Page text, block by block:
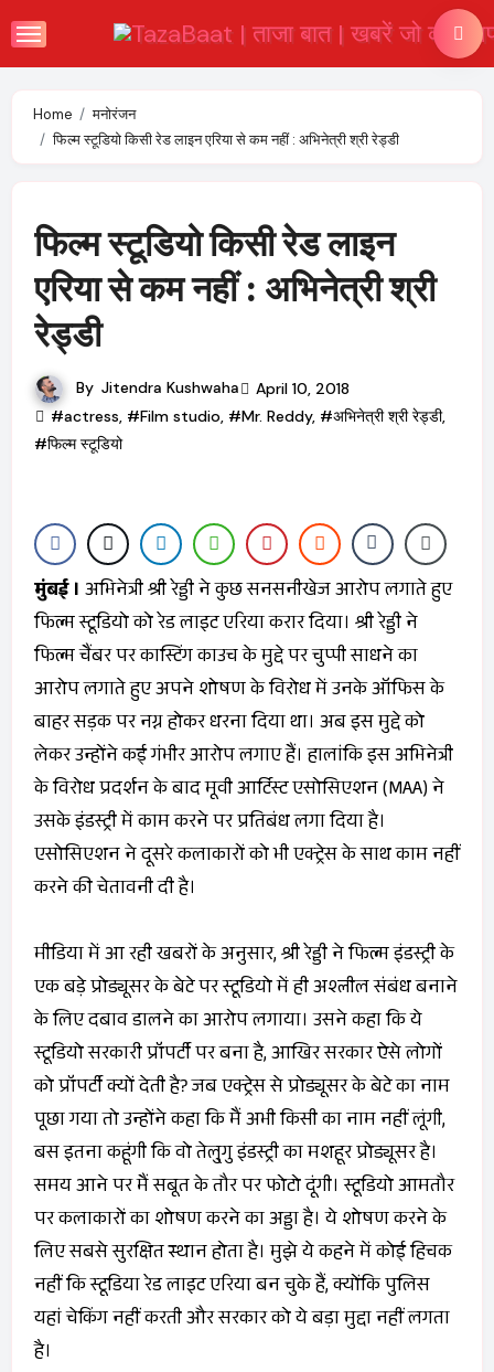
to
Home
मनोरंजन
फिल्म स्टूडियो किसी रेड लाइन एरिया से कम नहीं : अभिनेत्री श्री रेड्डी
फिल्म स्टूडियो किसी रेड लाइन
एरिया से कम नहीं : अभिनेत्री श्री
रेड्डी
By Jitendra Kushwaha
April 10, 2018
#actress, #Film studio, #Mr. Reddy, #अभिनेत्री श्री रेड्डी,
#फिल्म स्टूडियो
मुंबई । अभिनेत्री श्री रेड्डी ने कुछ सनसनीखेज आरोप लगाते हुए
फिल्म स्टूडियो को रेड लाइट एरिया करार दिया। श्री रेड्डी ने
फिल्म चैंबर पर कास्टिंग काउच के मुद्दे पर चुप्पी साधने का
आरोप लगाते हुए अपने शोषण के विरोध में उनके ऑफिस के
बाहर सड़क पर नग्न होकर धरना दिया था। अब इस मुद्दे को
लेकर उन्होंने कई गंभीर आरोप लगाए हैं। हालांकि इस अभिनेत्री
के विरोध प्रदर्शन के बाद मूवी आर्ट‍िस्ट एसोसिएशन (MAA) ने
उसके इंडस्ट्री में काम करने पर प्रतिबंध लगा दिया है।
एसोसिएशन ने दूसरे कलाकारों को भी एक्ट्रेस के साथ काम नहीं
करने की चेतावनी दी है।
मीडिया में आ रही खबरों के अनुसार, श्री रेड्डी ने फिल्म इंडस्ट्री के
एक बड़े प्रोड्यूसर के बेटे पर स्टूडियो में ही अश्लील संबंध बनाने
के लिए दबाव डालने का आरोप लगाया। उसने कहा कि ये
स्टूडियो सरकारी प्रॉपर्टी पर बना है, आखिर सरकार ऐसे लोगों
को प्रॉपर्टी क्यों देती है? जब एक्ट्रेस से प्रोड्यूसर के बेटे का नाम
पूछा गया तो उन्होंने कहा कि मैं अभी किसी का नाम नहीं लूंगी,
बस इतना कहूंगी कि वो तेलु्गु इंडस्ट्री का मशहूर प्रोड्यूसर है।
समय आने पर मैं सबूत के तौर पर फोटो दूंगी। स्टूडियो आमतौर
पर कलाकारों का शोषण करने का अड्डा है। ये शोषण करने के
लिए सबसे सुरक्ष‍ित स्थान होता है। मुझे ये कहने में कोई हिचक
नहीं कि स्टूडिया रेड लाइट एरिया बन चुके हैं, क्योंकि पुलिस
यहां चेक‍िंग नहीं करती और सरकार को ये बड़ा मुद्दा नहीं लगता
है।